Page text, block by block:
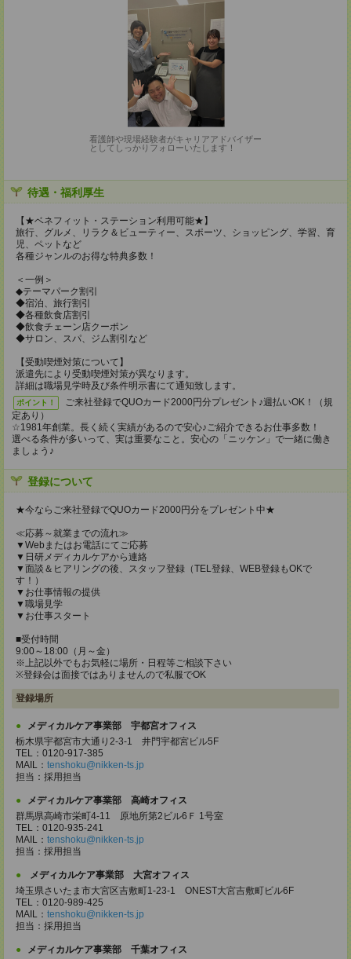
看護師や現場経験者がキャリアアドバイザー
としてしっかりフォローいたします！
待遇・福利厚生
【★ベネフィット・ステーション利用可能★】
旅行、グルメ、リラク＆ビューティー、スポーツ、ショッピング、学習、育
児、ペットなど
各種ジャンルのお得な特典多数！
＜一例＞
◆テーマパーク割引
◆宿泊、旅行割引
◆各種飲食店割引
◆飲食チェーン店クーポン
◆サロン、スパ、ジム割引など
【受動喫煙対策について】
派遣先により受動喫煙対策が異なります。
詳細は職場見学時及び条件明示書にて通知致します。
ポイント！
ご来社登録でQUOカード2000円分プレゼント♪週払いOK！（規
定あり）
☆1981年創業。長く続く実績があるので安心♪ご紹介できるお仕事多数！
選べる条件が多いって、実は重要なこと。安心の「ニッケン」で一緒に働き
ましょう♪
登録について
★今ならご来社登録でQUOカード2000円分をプレゼント中★
≪応募～就業までの流れ≫
▼Webまたはお電話にてご応募
▼日研メディカルケアから連絡
▼面談＆ヒアリングの後、スタッフ登録（TEL登録、WEB登録もOKで
す！）
▼お仕事情報の提供
▼職場見学
▼お仕事スタート
■受付時間
9:00～18:00（月～金）
※上記以外でもお気軽に場所・日程等ご相談下さい
※登録会は面接ではありませんので私服でOK
登録場所
メディカルケア事業部 宇都宮オフィス
栃木県宇都宮市大通り2-3-1 井門宇都宮ビル5F
TEL：0120-917-385
MAIL： tenshoku@nikken-ts.jp
担当：採用担当
メディカルケア事業部 高崎オフィス
群馬県高崎市栄町4-11 原地所第2ビル6Ｆ 1号室
TEL：0120-935-241
MAIL： tenshoku@nikken-ts.jp
担当：採用担当
メディカルケア事業部 大宮オフィス
埼玉県さいたま市大宮区吉敷町1-23-1 ONEST大宮吉敷町ビル6F
TEL：0120-989-425
MAIL： tenshoku@nikken-ts.jp
担当：採用担当
メディカルケア事業部 千葉オフィス